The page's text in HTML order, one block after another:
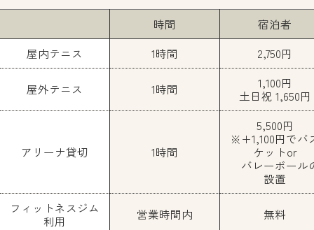
時間
宿泊者
屋内テニス
1時間 2,750円
屋外テニス 1時間
1,100円
土日祝 1,650円
アリーナ貸切 1時間
5,500円
※+1,100円でバ
ケットor
バレーボール
設置
フィットネスジム
利用
営業時間内 無料